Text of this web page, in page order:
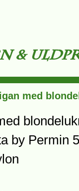
med
by Permin